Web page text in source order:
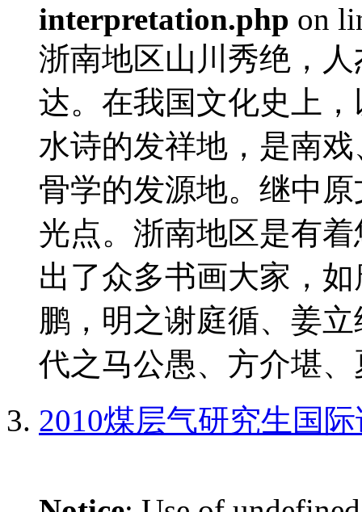
interpretation.php on
浙南地区山川秀绝，
达。在我国文化史上
水诗的发祥地，是南
骨学的发源地。继中
光点。浙南地区是有
出了众多书画大家，
鹏，明之谢庭循、姜
代之马公愚、方介堪
2010煤层气研究生国